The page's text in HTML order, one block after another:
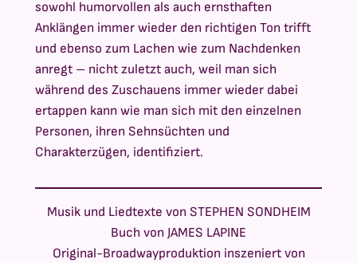
sowohl humorvollen als auch ernsthaften
Anklängen immer wieder den richtigen Ton trifft
und ebenso zum Lachen wie zum Nachdenken
anregt – nicht zuletzt auch, weil man sich
während des Zuschauens immer wieder dabei
ertappen kann wie man sich mit den einzelnen
Personen, ihren Sehnsüchten und
Charakterzügen, identifiziert.
Musik und Liedtexte von STEPHEN SONDHEIM
Buch von JAMES LAPINE
Original-Broadwayproduktion inszeniert von